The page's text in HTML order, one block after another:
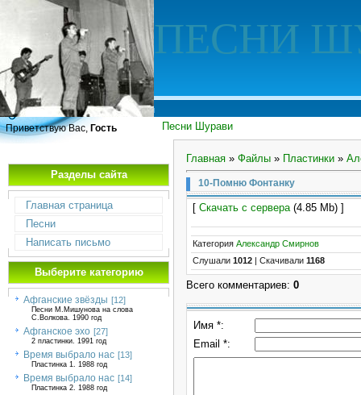
ПЕСНИ
Песни Шурави
Приветствую Вас, Гость
Разделы сайта
Главная страница
Песни
Написать письмо
Выберите категорию
Афганские звёзды [12]
Песни М.Мишунова на слова
С.Волкова. 1990 год
Афганское эхо [27]
2 пластинки. 1991 год
Время выбрало нас [13]
Пластинка 1. 1988 год
Время выбрало нас [14]
Пластинка 2. 1988 год
Главная » Файлы » Пластинки »
10-Помню Фонтанку
[ Скачать с сервера(4.85 Mb) ]
Категория Александр Смирнов
Слушали 1012 Скачивали 1168
Всего комментариев: 0
Имя *:
Email *: